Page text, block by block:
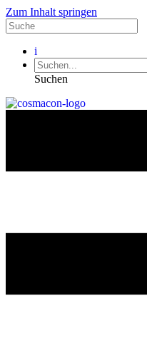
Zum Inhalt springen
i
Suchen